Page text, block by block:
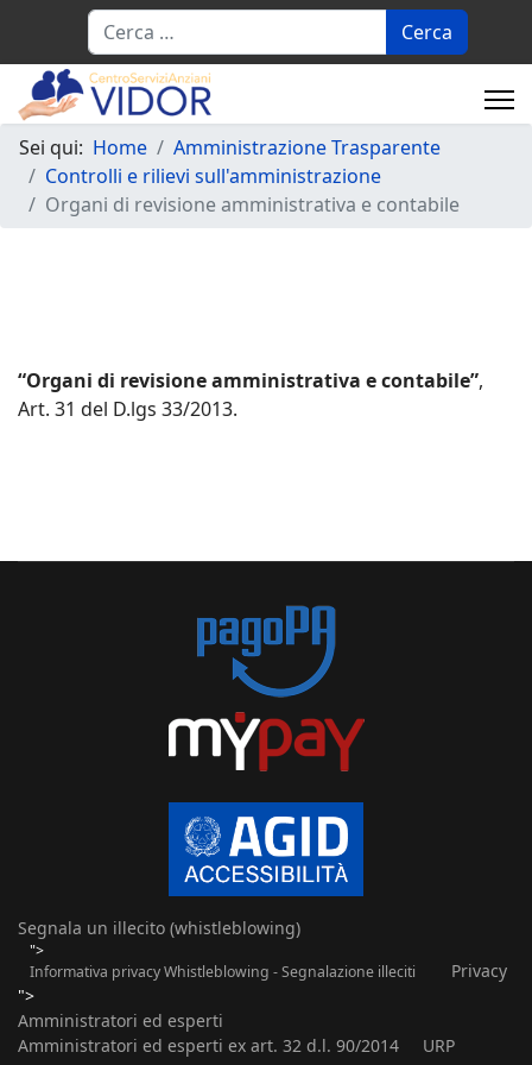
Cerca
Sei qui: Home
Amministrazione Trasparente
Controlli e rilievi sull'amministrazione
Organi di revisione amministrativa e contabile
“Organi di revisione amministrativa e contabile”,
Art. 31 del D.lgs 33/2013.
Segnala un illecito (whistleblowing)
">
Informativa privacy Whistleblowing - Segnalazione illeciti
Privacy
">
Amministratori ed esperti
Amministratori ed esperti ex art. 32 d.l. 90/2014
URP